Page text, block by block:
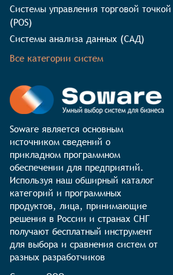
Системы управления торговой точкой
(POS)
Системы анализа данных (САД)
Все категории систем
Soware является основным
источником сведений о
прикладном программном
обеспечении для предприятий.
Используя наш обширный каталог
категорий и программных
продуктов, лица, принимающие
решения в России и странах СНГ
получают бесплатный инструмент
для выбора и сравнения систем от
разных разработчиков